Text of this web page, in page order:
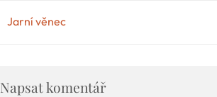
Jarní věnec
Napsat komentář